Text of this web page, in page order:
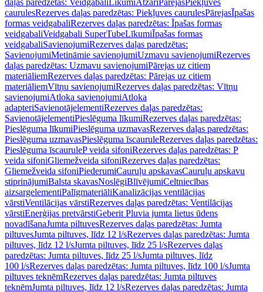
daļas paredzētas: Veidgabali LīkumiAtzari PārejasPiekļuves
caurulesRezerves daļas paredzētas: Piekļuves caurulesPārejasĪpašas
formas veidgabaliRezerves daļas paredzētas: Īpašas formas
veidgabaliVeidgabali SuperTubeLīkumiĪpašas formas
veidgabaliSavienojumiRezerves daļas paredzētas:
SavienojumiMetināmie savienojumiUzmavu savienojumiRezerves
daļas paredzētas: Uzmavu savienojumiPārejas uz citiem
materiāliemRezerves daļas paredzētas: Pārejas uz citiem
materiāliemVītņu savienojumiRezerves daļas paredzētas: Vītņu
savienojumiAtloka savienojumiAtloka
adapteriSavienotājelementiRezerves daļas paredzētas:
SavienotājelementiPieslēguma līkumiRezerves daļas paredzētas:
Pieslēguma līkumiPieslēguma uzmavasRezerves daļas paredzētas:
Pieslēguma uzmavasPieslēguma īscauruleRezerves daļas paredzētas:
Pieslēguma īscauruleP veida sifoniRezerves daļas paredzētas: P
veida sifoniGliemežveida sifoniRezerves daļas paredzētas:
Gliemežveida sifoniPiederumiCauruļu apskavasCauruļu apskavu
stiprinājumiBalsta skavasNoslēgiBlīvējumiCeltniecības
aizsargelementiPalīgmateriāliKanalizācijas ventilācijas
vārstiVentilācijas vārstiRezerves daļas paredzētas: Ventilācijas
vārstiEnerģijas pretvārstiGeberit Pluvia jumta lietus ūdens
novadīšanaJumta piltuvesRezerves daļas paredzētas: Jumta
piltuvesJumta piltuves, līdz 12 l/sRezerves daļas paredzētas: Jumta
piltuves, līdz 12 l/sJumta piltuves, līdz 25 l/sRezerves daļas
paredzētas: Jumta piltuves, līdz 25 l/sJumta piltuves, līdz
100 l/sRezerves daļas paredzētas: Jumta piltuves, līdz 100 l/sJumta
piltuves teknēmRezerves daļas paredzētas: Jumta piltuves
teknēmJumta piltuves, līdz 12 l/sRezerves daļas paredzētas: Jumta